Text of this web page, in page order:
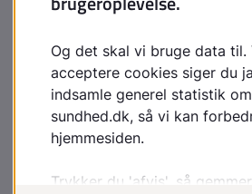
Indhold leveret af
Lægehåndbogen
laegehaandbogen@dadl.dk
Kristianiagade 12